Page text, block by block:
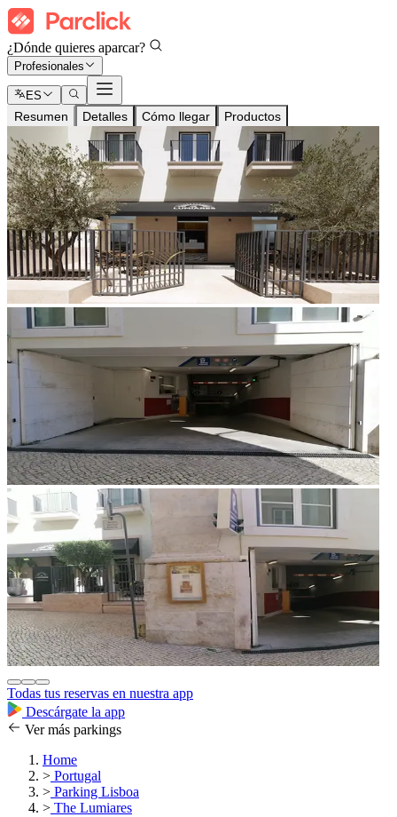
¿Dónde quieres aparcar?
Profesionales
ES
Resumen Detalles Cómo llegar Productos
Todas tus reservas en nuestra app
Descárgate la app
Ver más parkings
Home
> Portugal
> Parking Lisboa
> The Lumiares